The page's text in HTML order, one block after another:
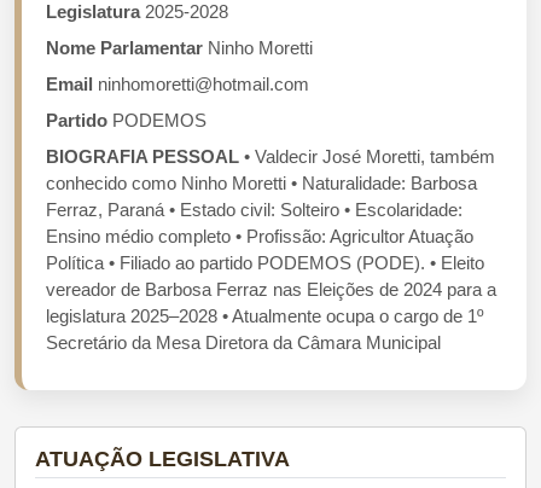
Legislatura 2025-2028
Nome Parlamentar Ninho Moretti
Email ninhomoretti@hotmail.com
Partido PODEMOS
BIOGRAFIA PESSOAL • Valdecir José Moretti, também
conhecido como Ninho Moretti • Naturalidade: Barbosa
Ferraz, Paraná • Estado civil: Solteiro • Escolaridade:
Ensino médio completo • Profissão: Agricultor Atuação
Política • Filiado ao partido PODEMOS (PODE). • Eleito
vereador de Barbosa Ferraz nas Eleições de 2024 para a
legislatura 2025–2028 • Atualmente ocupa o cargo de 1º
Secretário da Mesa Diretora da Câmara Municipal
ATUAÇÃO LEGISLATIVA